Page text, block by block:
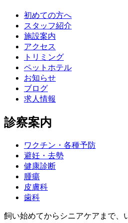
初めての方へ
スタッフ紹介
施設案内
アクセス
トリミング
ペットホテル
お知らせ
ブログ
求人情報
診察案内
ワクチン・各種予防
避妊・去勢
健康診断
腫瘍
皮膚科
歯科
飼い始めてからシニアケアまで、